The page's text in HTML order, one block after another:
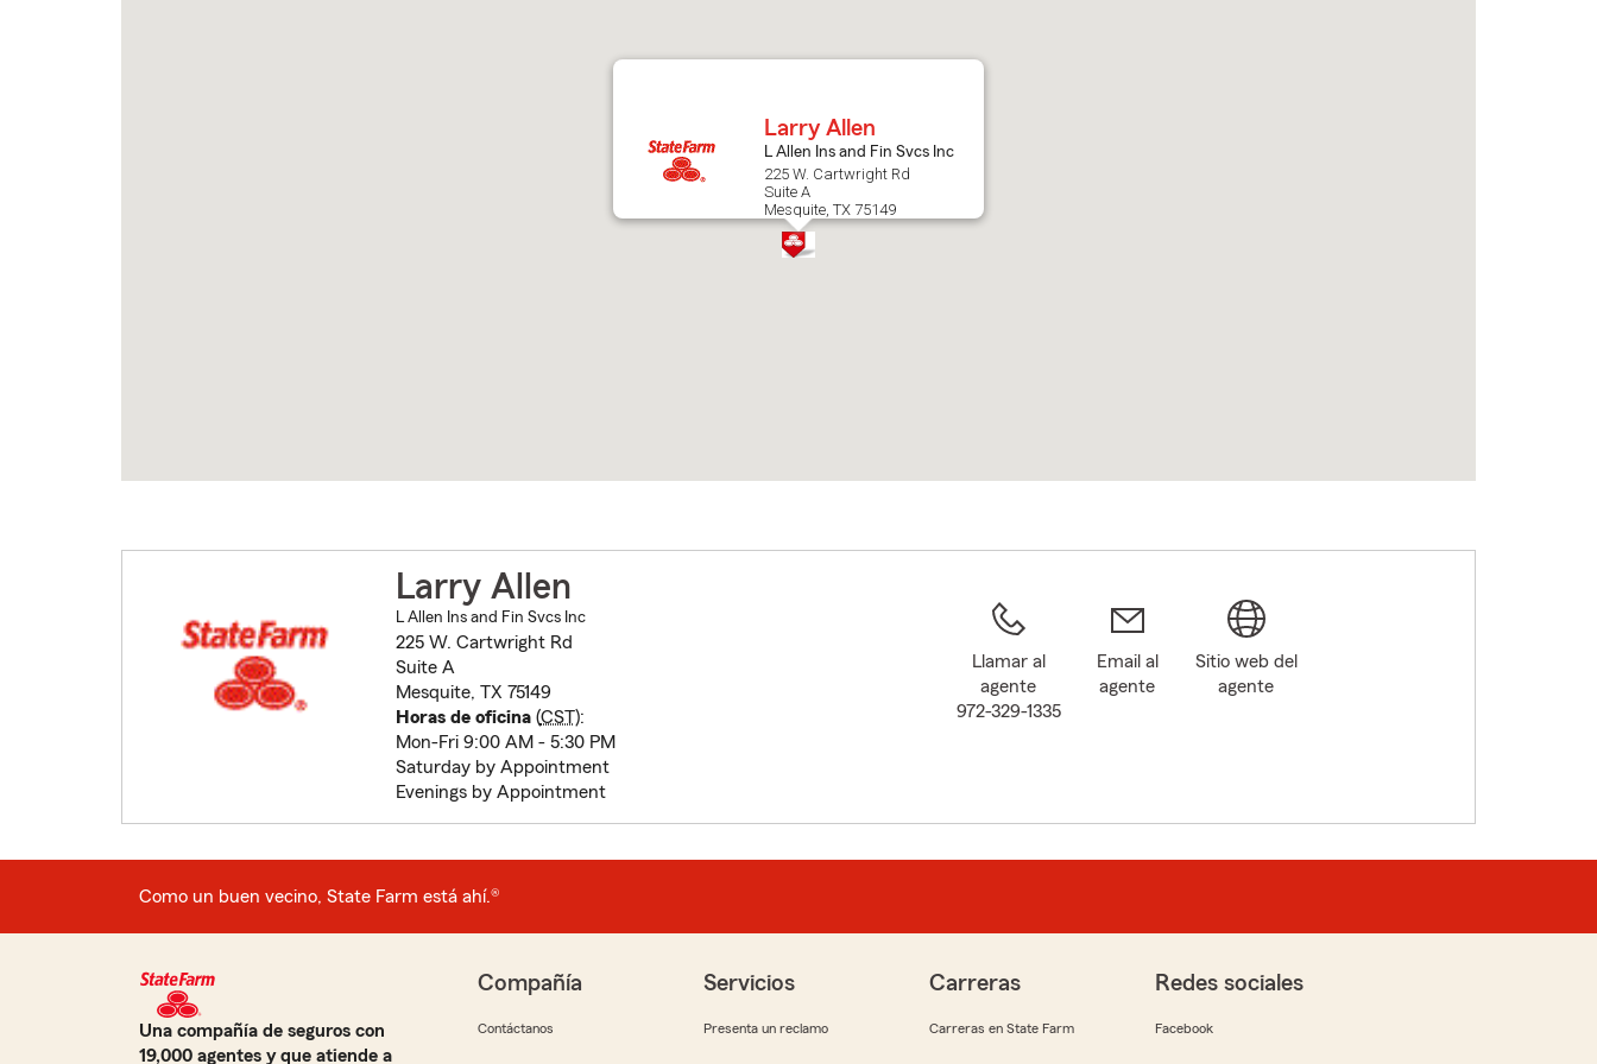
Larry Allen
L Allen Ins and Fin Svcs Inc
225 W. Cartwright Rd
Suite A
Mesquite, TX 75149
Larry Allen
L Allen Ins and Fin Svcs Inc
225 W. Cartwright Rd
Suite A
Mesquite, TX 75149
Horas de oficina(CST):
Mon-Fri 9:00 AM - 5:30 PM
Saturday by Appointment
Evenings by Appointment
Llamar al
agente
972-329-1335
Email al
agente
Sitio web del
agente
Como un buen vecino, State Farm está ahí.®
Una compañía de seguros con
19,000 agentes y que atiende a
Compañía
Contáctanos
Servicios
Presenta un reclamo
Carreras
Carreras en State Farm
Redes sociales
Facebook